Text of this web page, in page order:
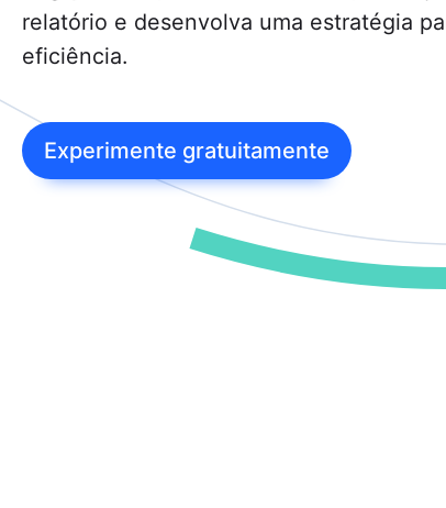
relatório e desenvolva uma estratégia
eficiência.
Experimente gratuitamente